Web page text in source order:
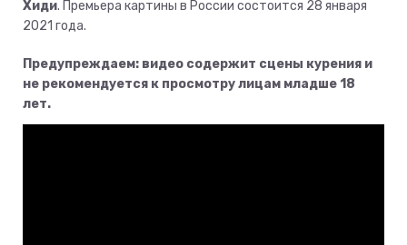
Хиди. Премьера картины в России состоится 28 января
2021 года.
Предупреждаем: видео содержит сцены курения и
не рекомендуется к просмотру лицам младше 18
лет.